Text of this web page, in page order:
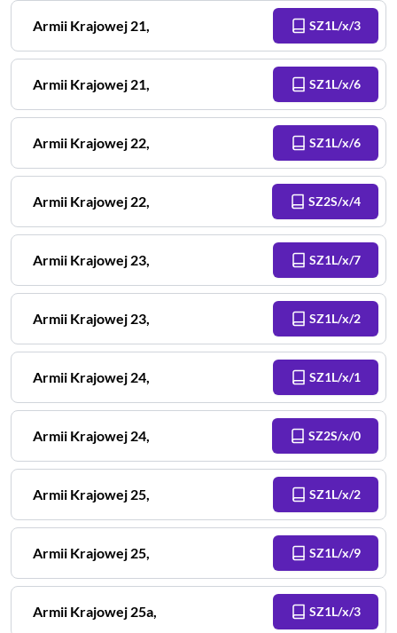
Armii Krajowej 21, SZ1L/x/3
Armii Krajowej 21, SZ1L/x/6
Armii Krajowej 22, SZ1L/x/6
Armii Krajowej 22, SZ2S/x/4
Armii Krajowej 23, SZ1L/x/7
Armii Krajowej 23, SZ1L/x/2
Armii Krajowej 24, SZ1L/x/1
Armii Krajowej 24, SZ2S/x/0
Armii Krajowej 25, SZ1L/x/2
Armii Krajowej 25, SZ1L/x/9
Armii Krajowej 25a, SZ1L/x/3